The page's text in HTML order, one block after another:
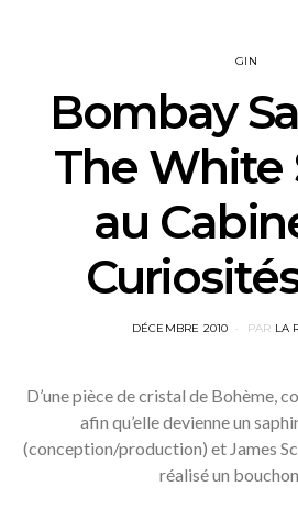
GIN
Bombay
The White
au
POSTED
DÉCEMBRE 2010 PAR LA
D’une pièce de cristal de Bohème,
afin qu’elle devienne un
(conception/production) et James
réalisé un